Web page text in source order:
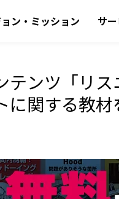
ン・ミッション サ
テンツ「リ
に関する教